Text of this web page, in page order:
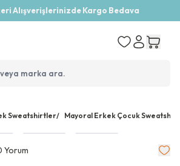
Alışverişlerinizde Kargo Bedava
Sweatshirtler/ Mayoral Erkek Çocuk Sweatshirt
Yorum